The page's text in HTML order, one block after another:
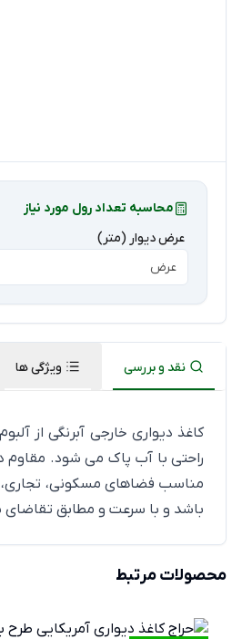
محاسبه تعداد رول مورد نیاز
عرض دیوار (متر)
نقد و بررسی ویژگی ها
راحتی با آب پاک می شود. مقاوم
باشد و با سرعت و مطابق
محصولات مرتبط